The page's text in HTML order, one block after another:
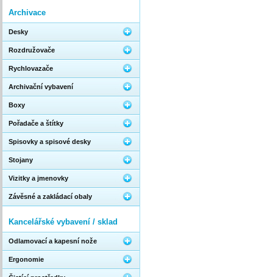
Archivace
Desky
Rozdružovače
Rychlovazače
Archivační vybavení
Boxy
Pořadače a štítky
Spisovky a spisové desky
Stojany
Vizitky a jmenovky
Závěsné a zakládací obaly
Kancelářské vybavení / sklad
Odlamovací a kapesní nože
Ergonomie